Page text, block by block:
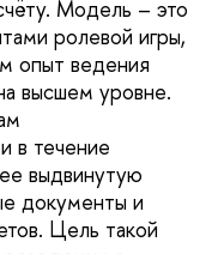
Модель – это
ролевой игры,
опыт ведения
высшем уровне.
в течение
выдвинутую
документы и
Цель такой